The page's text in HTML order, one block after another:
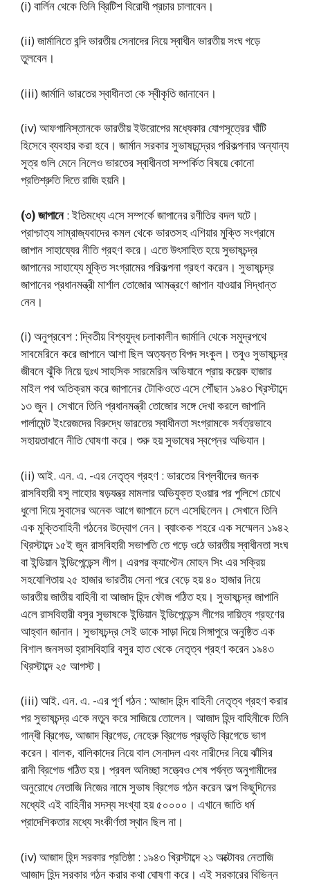
(i) বার্লিন থেকে তিনি ব্রিটিশ বিরোধী প্রচার চালাবেন।
(ii) জার্মানিতে বন্দি ভারতীয় সেনাদের নিয়ে স্বাধীন ভারতীয় সংঘ গড়ে
তুলবেন।
(iii) জার্মানি ভারতের স্বাধীনতা কে স্বীকৃতি জানাবেন।
(iv) আফগানিস্তানকে ভারতীয় ইউরোপের মধ্যেকার যোগসূত্রের ঘাঁটি
হিসেবে ব্যবহার করা হবে। জার্মান সরকার সুভাষচন্দ্রের পরিকল্পনার অন্যান্য
সূত্র গুলি মেনে নিলেও ভারতের স্বাধীনতা সম্পর্কিত বিষয়ে কোনো
প্রতিশ্রুতি দিতে রাজি হয়নি।
(৩) জাপানে: ইতিমধ্যে এসে সম্পর্কে জাপানের রণীতির বদল ঘটে।
প্রাশ্চাত্য সাম্রাজ্যবাদের কমল থেকে ভারতসহ এশিয়ার মুক্তি সংগ্রামে
জাপান সাহায্যের নীতি গ্রহণ করে। এতে উৎসাহিত হয়ে সুভাষচন্দ্র
জাপানের সাহায্যে মুক্তি সংগ্রামের পরিকল্পনা গ্রহণ করেন। সুভাষচন্দ্র
জাপানের প্রধানমন্ত্রী মার্শাল তোজোর আমন্ত্রণে জাপান যাওয়ার সিদ্ধান্ত
নেন।
(i) অনুপ্রবেশ : দ্বিতীয় বিশ্বযুদ্ধ চলাকালীন জার্মানি থেকে সমুদ্রপথে
সাবমেরিনে করে জাপানে আশা ছিল অত্যন্ত বিপদ সংকুল। তবুও সুভাষচন্দ্র
জীবনে ঝুঁকি নিয়ে দুঃখ সাহসিক সারমেরিন অভিযানে প্রায় কয়েক হাজার
মাইল পথ অতিক্রম করে জাপানের টোকিওতে এসে পৌঁছান ১৯৪৩ খ্রিস্টাব্দে
১৩ জুন। সেখানে তিনি প্রধানমন্ত্রী তোজোর সঙ্গে দেখা করলে জাপানি
পার্লামেন্ট ইংরেজদের বিরুদ্ধে ভারতের স্বাধীনতা সংগ্রামকে সর্বত্রভাবে
সহায়তাধানে নীতি ঘোষণা করে। শুরু হয় সুভাষের স্বপ্নের অভিযান।
(ii) আই. এন. এ. -এর নেতৃত্ব গ্রহণ : ভারতের বিপ্লবীদের জনক
রাসবিহারী বসু লাহোর ষড়যন্ত্র মামলার অভিযুক্ত হওয়ার পর পুলিশে চোখে
ধুলো দিয়ে সুবাসের অনেক আগে জাপানে চলে এসেছিলেন। সেখানে তিনি
এক মুক্তিবাহিনী গঠনের উদ্যোগ নেন। ব্যাংকক শহরে এক সম্মেলন ১৯৪২
খ্রিস্টাব্দে ১৫ই জুন রাসবিহারী সভাপতি তে গড়ে ওঠে ভারতীয় স্বাধীনতা সংঘ
বা ইন্ডিয়ান ইন্ডিপেন্ডেন্স লীগ। এরপর ক্যাপ্টেন মোহন সিং এর সক্রিয়
সহযোগিতায় ২৫ হাজার ভারতীয় সেনা পরে বেড়ে হয় ৪০ হাজার নিয়ে
ভারতীয় জাতীয় বাহিনী বা আজাদ হিন্দ ফৌজ গঠিত হয়। সুভাষচন্দ্র জাপানি
এলে রাসবিহারী বসুর সুভাষকে ইন্ডিয়ান ইন্ডিপেন্ডেন্স লীগের দায়িত্ব গ্রহণের
আহ্বান জানান। সুভাষচন্দ্র সেই ডাকে সাড়া দিয়ে সিঙ্গাপুরে অনুষ্ঠিত এক
বিশাল জনসভা হ্রাসবিহারি বসুর হাত থেকে নেতৃত্ব গ্রহণ করেন ১৯৪৩
খ্রিস্টাব্দে ২৫ আগস্ট।
(iii) আই. এন. এ. -এর পূর্ণ গঠন : আজাদ হিন্দ বাহিনী নেতৃত্ব গ্রহণ করার
পর সুভাষচন্দ্র একে নতুন করে সাজিয়ে তোলেন। আজাদ হিন্দ বাহিনীকে তিনি
গান্ধী ব্রিগেড, আজাদ ব্রিগেড, নেহেরু ব্রিগেড প্রভৃতি ব্রিগেডে ভাগ
করেন। বালক, বালিকাদের নিয়ে বাল সেনাদল এবং নারীদের নিয়ে ঝাঁসির
রানী ব্রিগেড গঠিত হয়। প্রবল অনিচ্ছা সত্ত্বেও শেষ পর্যন্ত অনুগামীদের
অনুরোধে নেতাজি নিজের নামে সুভাষ ব্রিগেড গঠন করেন অল্প কিছুদিনের
মধ্যেই এই বাহিনীর সদস্য সংখ্যা হয় ৫০০০০। এখানে জাতি ধর্ম
প্রাদেশিকতার মধ্যে সংকীর্ণতা স্থান ছিল না।
(iv) আজাদ হিন্দ সরকার প্রতিষ্ঠা : ১৯৪৩ খ্রিস্টাব্দে ২১ অক্টোবর নেতাজি
আজাদ হিন্দ সরকার গঠন করার কথা ঘোষণা করে। এই সরকারের বিভিন্ন